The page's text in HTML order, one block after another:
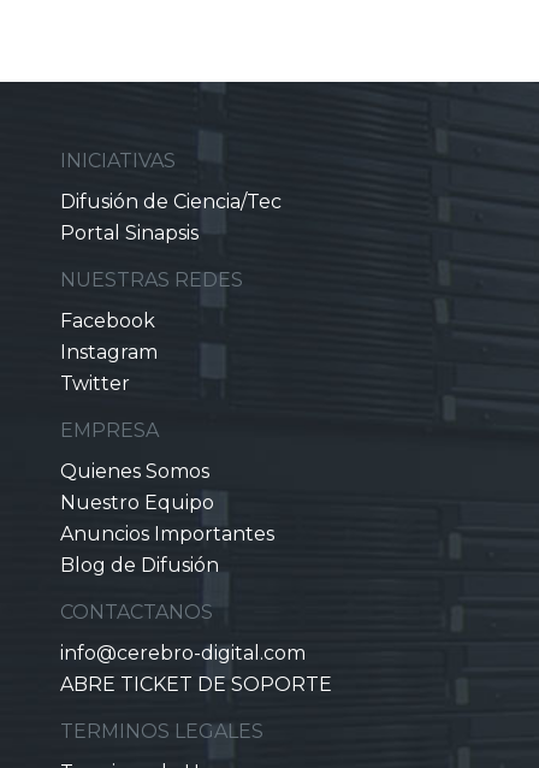
INICIATIVAS
Difusión de Ciencia/Tec
Portal Sinapsis
NUESTRAS REDES
Facebook
Instagram
Twitter
EMPRESA
Quienes Somos
Nuestro Equipo
Anuncios Importantes
Blog de Difusión
CONTACTANOS
info@cerebro-digital.com
ABRE TICKET DE SOPORTE
TERMINOS LEGALES